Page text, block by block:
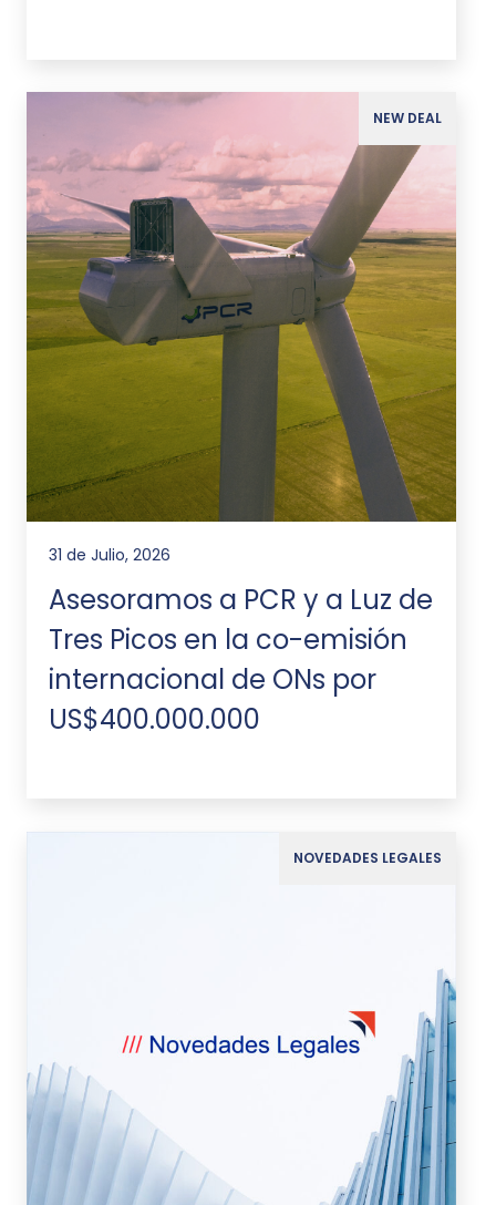
NEW DEAL
31 de Julio, 2026
Asesoramos a PCR y a Luz de
Tres Picos en la co-emisión
internacional de ONs por
US$400.000.000
NOVEDADES LEGALES